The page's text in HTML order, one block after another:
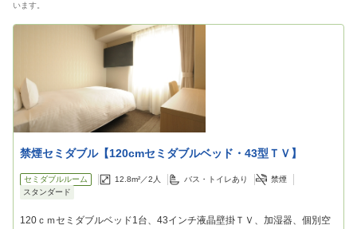
います。
禁煙セミダブル【120cmセミダブルベッド・43型ＴＶ】
セミダブルルーム 12.8m²／2 人 バス・トイレあり
禁煙
スタンダード
120ｃｍセミダブルベッド1台、43インチ液晶壁掛ＴＶ、加湿器、個別空